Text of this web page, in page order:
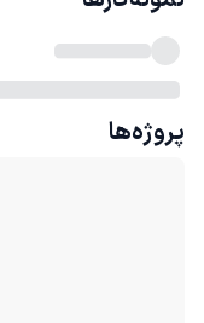
پروژه‌ها